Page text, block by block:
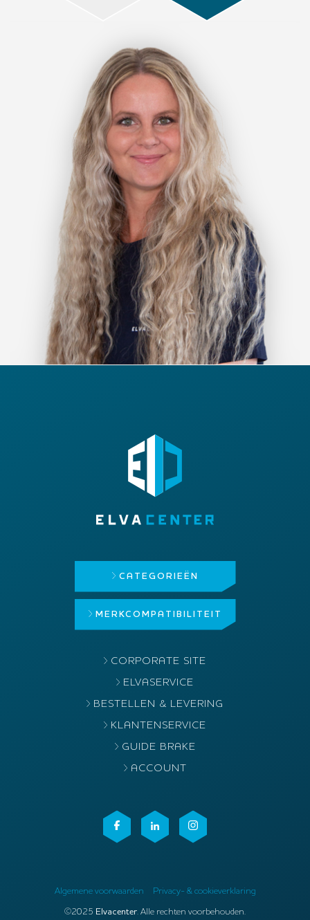
CATEGORIEËN
MERKCOMPATIBILITEIT
CORPORATE SITE
ELVASERVICE
BESTELLEN & LEVERING
KLANTENSERVICE
GUIDE BRAKE
ACCOUNT
Algemene voorwaarden Privacy- & cookieverklaring
©2025 Elvacenter. Alle rechten voorbehouden.